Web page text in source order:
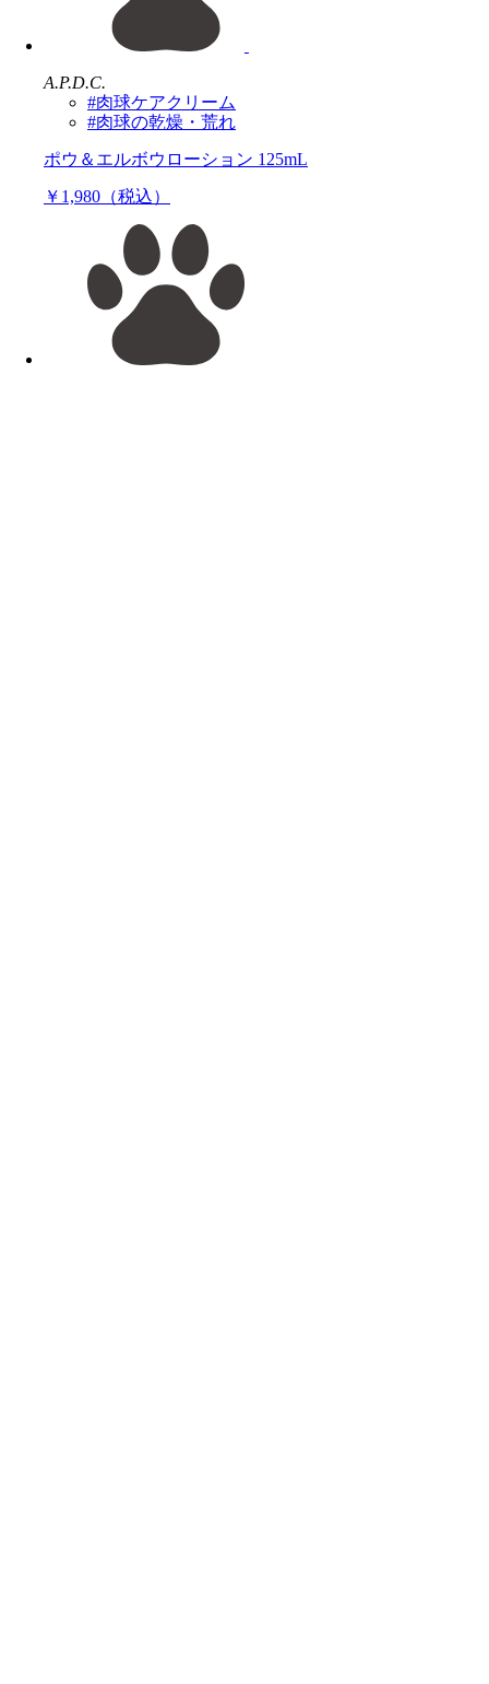
A.P.D.C.
#肉球ケアクリーム
#肉球の乾燥・荒れ
ポウ＆エルボウローション 125mL
￥1,980（税込）